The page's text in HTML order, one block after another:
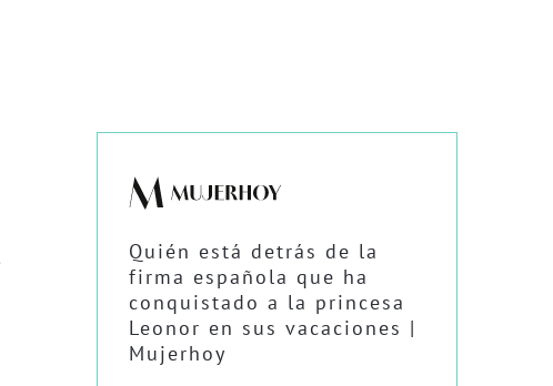
Quién está detrás de la
firma española que ha
conquistado a la princesa
Leonor en sus vacaciones |
Mujerhoy